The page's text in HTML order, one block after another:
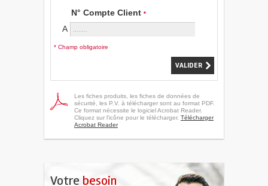
Votre besoin
N° Compte Client *
A
* Champ obligatoire
Les fiches produits, les fiches de données de
sécurité, les P.V. à télécharger sont au format PDF.
Ce format nécessite le logiciel Acrobat Reader.
Cliquez sur l'icône pour le télécharger. Télécharger
Acrobat Reader